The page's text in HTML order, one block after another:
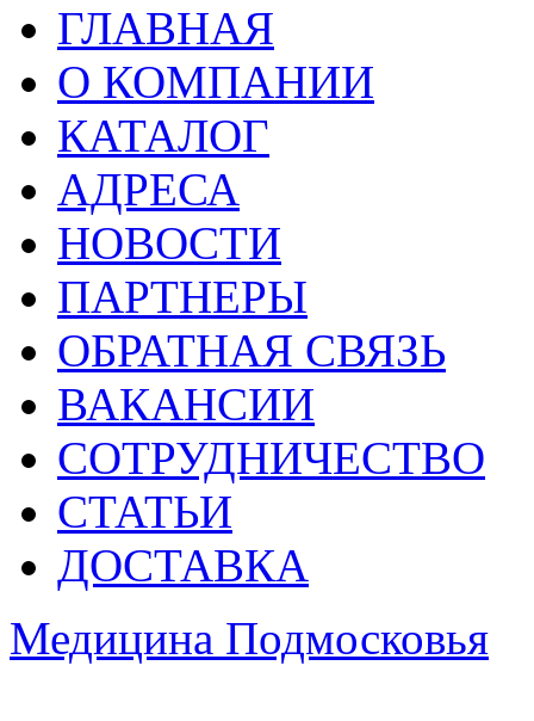
ГЛАВНАЯ
О КОМПАНИИ
КАТАЛОГ
АДРЕСА
НОВОСТИ
ПАРТНЕРЫ
ОБРАТНАЯ СВЯЗЬ
ВАКАНСИИ
СОТРУДНИЧЕСТВО
СТАТЬИ
ДОСТАВКА
Медицина Подмосковья